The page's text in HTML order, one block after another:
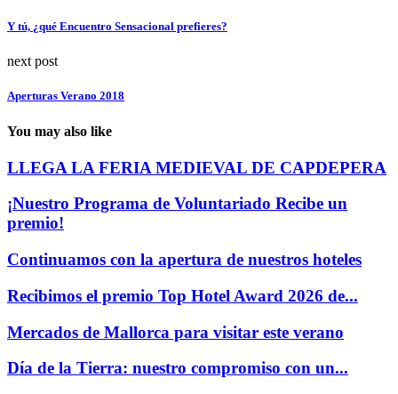
Y tú, ¿qué Encuentro Sensacional prefieres?
next post
Aperturas Verano 2018
You may also like
LLEGA LA FERIA MEDIEVAL DE CAPDEPERA
¡Nuestro Programa de Voluntariado Recibe un
premio!
Continuamos con la apertura de nuestros hoteles
Recibimos el premio Top Hotel Award 2026 de...
Mercados de Mallorca para visitar este verano
Día de la Tierra: nuestro compromiso con un...